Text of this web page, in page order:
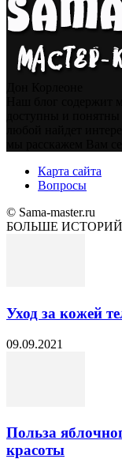
Карта сайта
Вопросы
© Sama-master.ru
БОЛЬШЕ ИСТОРИЙ
Уход за кожей
09.09.2021
Польза
красоты